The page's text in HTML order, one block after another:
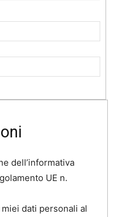
dell’informativa
UE n.
dati personali al